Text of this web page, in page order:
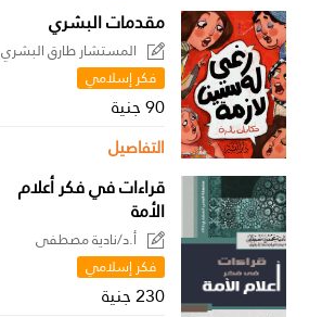
مقدمات البشري
المستشار طارق البشري
فكر إسلامي
90 جنية
التفاصيل
قراءات في فكر أعلام
الأمة
أ.د/نادية مصطفى
فكر إسلامي
230 جنية